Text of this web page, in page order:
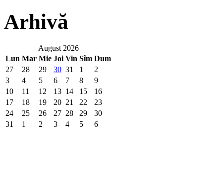
Arhivă
August 2026
Lun Mar Mie Joi Vin Sîm Dum
27
28 29 30 31 1
2
3
4 5 6 7 8
9
10
11 12 13 14 15
16
17
18 19 20 21 22
23
24
25 26 27 28 29
30
31
1 2 3 4 5 6